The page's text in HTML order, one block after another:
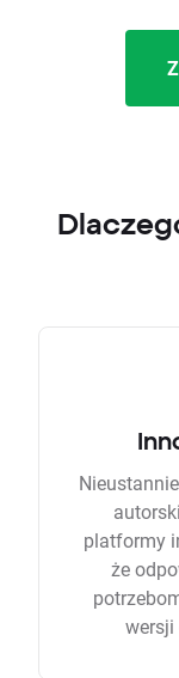
platformy
że
wersji